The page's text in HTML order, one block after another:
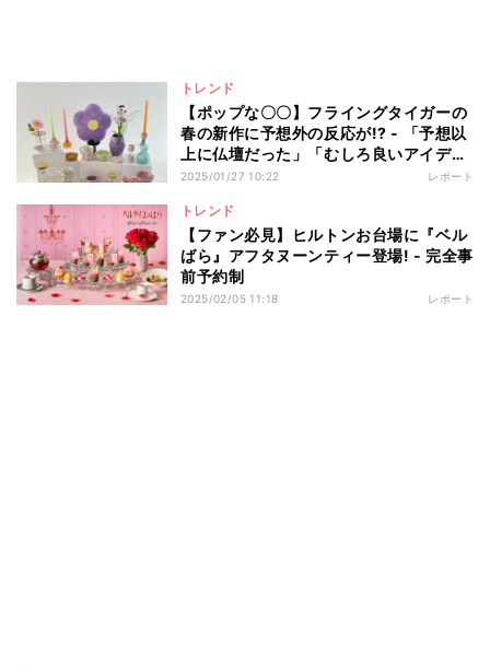
トレンド
【ポップな〇〇】フライングタイガーの
春の新作に予想外の反応が!? - 「予想以
上に仏壇だった」「むしろ良いアイディ
ア」と5.5万いいね集まる
2025/01/27 10:22 レポート
トレンド
【ファン必見】ヒルトンお台場に『ベル
ばら』アフタヌーンティー登場! - 完全事
前予約制
2025/02/05 11:18 レポート